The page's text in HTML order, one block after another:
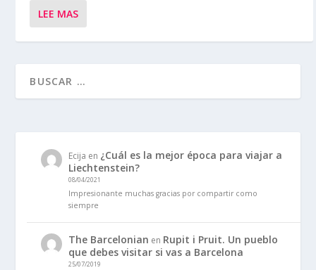
LEE MAS
Ecija en ¿Cuál es la mejor época para viajar a
Liechtenstein?
08/04/2021
Impresionante muchas gracias por compartir como
siempre
The Barcelonian en Rupit i Pruit. Un pueblo
que debes visitar si vas a Barcelona
25/07/2019